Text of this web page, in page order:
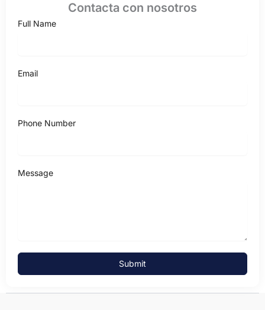
Contacta con nosotros
Full Name
Email
Phone Number
Message
Submit